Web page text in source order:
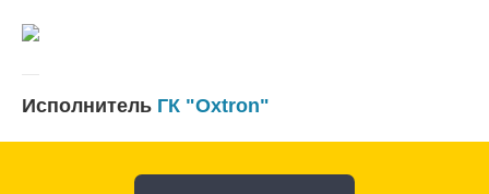
Исполнитель ГК "Oxtron"